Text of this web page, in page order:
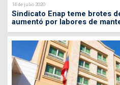
14 de julio 2020
Sindicato Enap teme brotes
aumentó por labores de